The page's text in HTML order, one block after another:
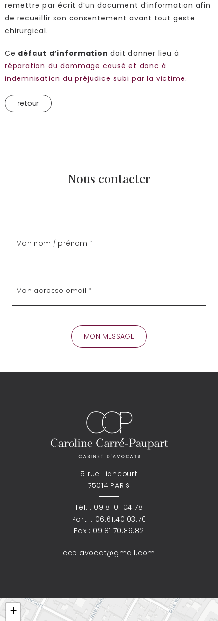
remettre par écrit d’un document d’information afin
de recueillir son consentement avant tout geste
chirurgical.
Ce défaut d’information doit donner lieu à
réparation du dommage causé et donc à
indemnisation du préjudice subi par la victime.
retour
Nous contacter
5 rue Liancourt
75014 PARIS
Tél. : 09.81.01.04.78
Port. : 06.61.40.03.70
Fax : 09.81.70.89.82
ccp.avocat@gmail.com
+